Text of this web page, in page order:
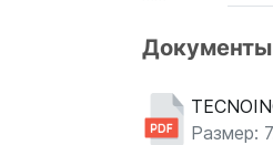
Документы
Размер: